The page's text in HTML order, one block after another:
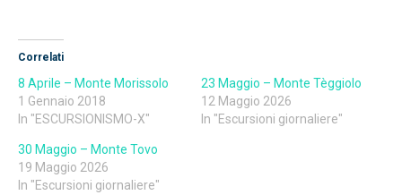
Correlati
8 Aprile – Monte Morissolo
1 Gennaio 2018
In "ESCURSIONISMO-X"
23 Maggio – Monte Tèggiolo
12 Maggio 2026
In "Escursioni giornaliere"
30 Maggio – Monte Tovo
19 Maggio 2026
In "Escursioni giornaliere"